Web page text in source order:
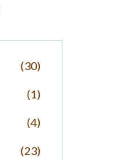
(30)
(1)
(4)
(23)